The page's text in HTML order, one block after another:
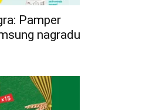
Pamper
nagradu